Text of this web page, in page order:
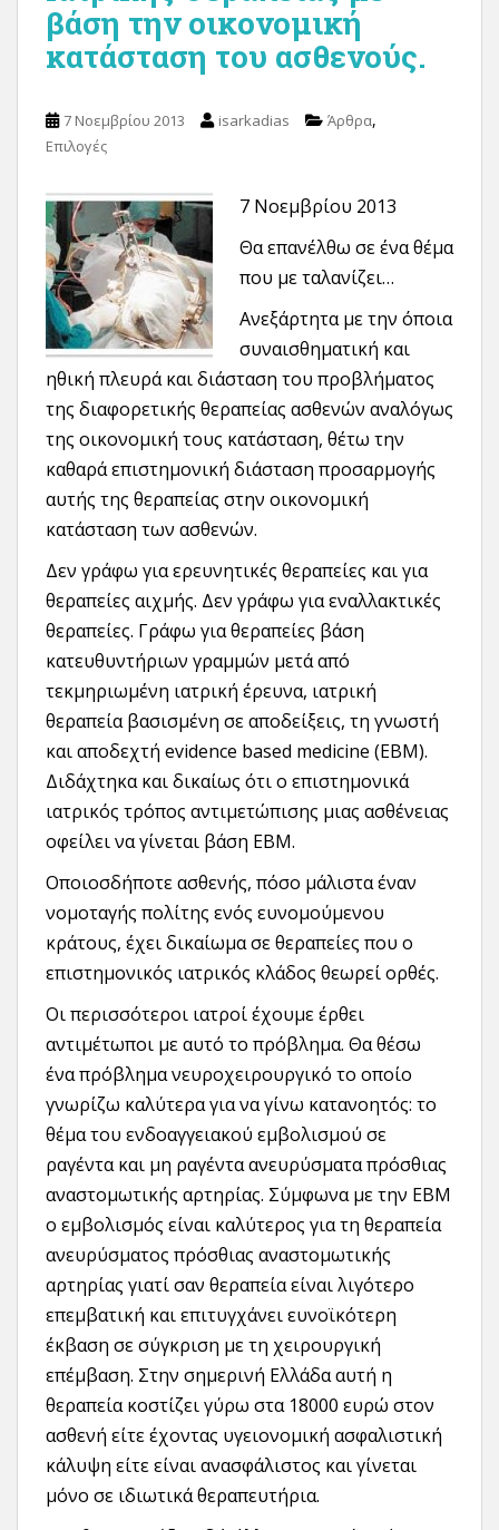
βάση την οικονομική
κατάσταση του ασθενούς.
7 Νοεμβρίου 2013 isarkadias Άρθρα,
Επιλογές
7 Νοεμβρίου 2013
Θα επανέλθω σε ένα θέμα
που με ταλανίζει…
Ανεξάρτητα με την όποια
συναισθηματική και
ηθική πλευρά και διάσταση του προβλήματος
της διαφορετικής θεραπείας ασθενών αναλόγως
της οικονομική τους κατάσταση, θέτω την
καθαρά επιστημονική διάσταση προσαρμογής
αυτής της θεραπείας στην οικονομική
κατάσταση των ασθενών.
Δεν γράφω για ερευνητικές θεραπείες και για
θεραπείες αιχμής. Δεν γράφω για εναλλακτικές
θεραπείες. Γράφω για θεραπείες βάση
κατευθυντήριων γραμμών μετά από
τεκμηριωμένη ιατρική έρευνα, ιατρική
θεραπεία βασισμένη σε αποδείξεις, τη γνωστή
και αποδεχτή evidence based medicine (EBM).
Διδάχτηκα και δικαίως ότι ο επιστημονικά
ιατρικός τρόπος αντιμετώπισης μιας ασθένειας
οφείλει να γίνεται βάση EBM.
Οποιοσδήποτε ασθενής, πόσο μάλιστα έναν
νομοταγής πολίτης ενός ευνομούμενου
κράτους, έχει δικαίωμα σε θεραπείες που ο
επιστημονικός ιατρικός κλάδος θεωρεί ορθές.
Οι περισσότεροι ιατροί έχουμε έρθει
αντιμέτωποι με αυτό το πρόβλημα. Θα θέσω
ένα πρόβλημα νευροχειρουργικό το οποίο
γνωρίζω καλύτερα για να γίνω κατανοητός: το
θέμα του ενδοαγγειακού εμβολισμού σε
ραγέντα και μη ραγέντα ανευρύσματα πρόσθιας
αναστομωτικής αρτηρίας. Σύμφωνα με την EBΜ
ο εμβολισμός είναι καλύτερος για τη θεραπεία
ανευρύσματος πρόσθιας αναστομωτικής
αρτηρίας γιατί σαν θεραπεία είναι λιγότερο
επεμβατική και επιτυγχάνει ευνοϊκότερη
έκβαση σε σύγκριση με τη χειρουργική
επέμβαση. Στην σημερινή Ελλάδα αυτή η
θεραπεία κοστίζει γύρω στα 18000 ευρώ στον
ασθενή είτε έχοντας υγειονομική ασφαλιστική
κάλυψη είτε είναι ανασφάλιστος και γίνεται
μόνο σε ιδιωτικά θεραπευτήρια.